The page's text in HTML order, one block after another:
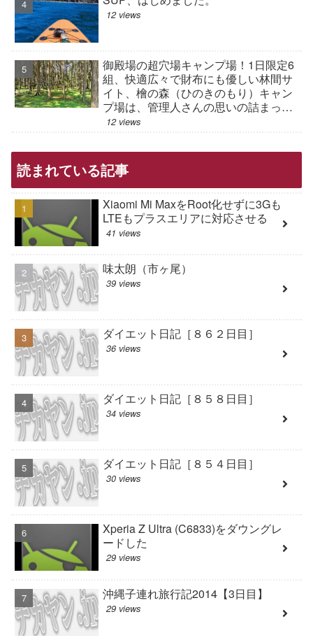
12 views
御殿場の超穴場キャンプ場！1日限定6
組、快適広々で財布にも優しい林間サ
イト、檜の森（ひのきのもり）キャン
プ場は、管理人さんの思いの詰まった
現在進行形のキャンプ場だった
12 views
読まれている記事
Xiaomi Mi MaxをRoot化せずに3Gも
LTEもプラスエリアに対応させる
41 views
味太朗（市ヶ尾）
39 views
ダイエット日記［８６２日目］
36 views
ダイエット日記［８５８日目］
34 views
ダイエット日記［８５４日目］
30 views
Xperia Z Ultra (C6833)をダウングレ
ードした
29 views
沖縄子連れ旅行記2014【3日目】
29 views